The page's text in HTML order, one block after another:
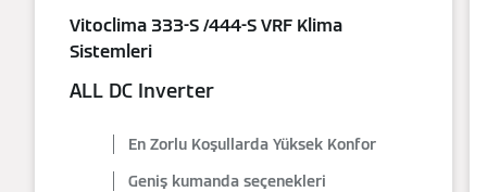
Vitoclima 333-S /444-S VRF Klima
Sistemleri
ALL DC Inverter
En Zorlu Koşullarda Yüksek Konfor
Geniş kumanda seçenekleri